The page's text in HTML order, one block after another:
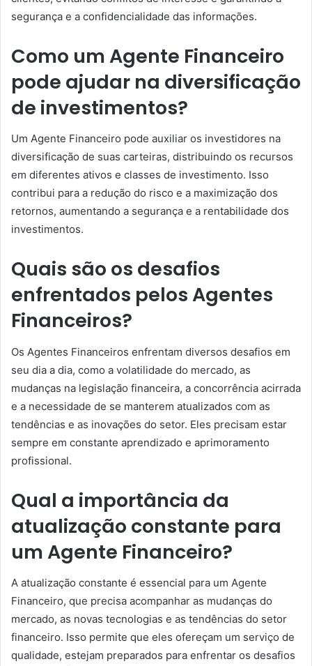
segurança e a confidencialidade das informações.
Como um Agente Financeiro
pode ajudar na diversificação
de investimentos?
Um Agente Financeiro pode auxiliar os investidores na
diversificação de suas carteiras, distribuindo os recursos
em diferentes ativos e classes de investimento. Isso
contribui para a redução do risco e a maximização dos
retornos, aumentando a segurança e a rentabilidade dos
investimentos.
Quais são os desafios
enfrentados pelos Agentes
Financeiros?
Os Agentes Financeiros enfrentam diversos desafios em
seu dia a dia, como a volatilidade do mercado, as
mudanças na legislação financeira, a concorrência acirrada
e a necessidade de se manterem atualizados com as
tendências e as inovações do setor. Eles precisam estar
sempre em constante aprendizado e aprimoramento
profissional.
Qual a importância da
atualização constante para
um Agente Financeiro?
A atualização constante é essencial para um Agente
Financeiro, que precisa acompanhar as mudanças do
mercado, as novas tecnologias e as tendências do setor
financeiro. Isso permite que eles ofereçam um serviço de
qualidade, estejam preparados para enfrentar os desafios